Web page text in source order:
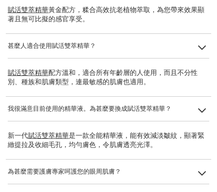
賦活雙萃精華黃金配方，糅合高效抗老植物萃取，為您帶來效果顯
著且無可比擬的感官享受。
甚麼人適合使用賦活雙萃精華？
賦活雙萃精華配方溫和，適合所有年齡層的人使用，而且不分性
別、種族和肌膚類型，連最敏感的肌膚也適用。
我很滿意目前使用的精華液。為甚麼要換成賦活雙萃精華？
新一代賦活雙萃精華是一款全能精華液，能有效減淡皺紋，顯著緊
緻提拉及收細毛孔，均勻膚色，令肌膚透亮光澤。
為甚麼需要護膚專家呵護您的眼周肌膚？